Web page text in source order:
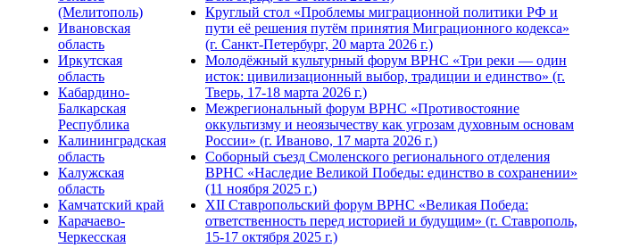
(Мелитополь)
Ивановская
область
Иркутская
область
Кабардино-
Балкарская
Республика
Калининградская
область
Калужская
область
Камчатский край
Карачаево-
Черкесская
Круглый стол «Проблемы миграционной политики РФ и
пути её решения путём принятия Миграционного кодекса»
(г. Санкт-Петербург, 20 марта 2026 г.)
Молодёжный культурный форум ВРНС «Три реки — один
исток: цивилизационный выбор, традиции и единство» (г.
Тверь, 17-18 марта 2026 г.)
Межрегиональный форум ВРНС «Противостояние
оккультизму и неоязычеству как угрозам духовным основам
России» (г. Иваново, 17 марта 2026 г.)
Соборный съезд Смоленского регионального отделения
ВРНС «Наследие Великой Победы: единство в сохранении»
(11 ноября 2025 г.)
XII Ставропольский форум ВРНС «Великая Победа:
ответственность перед историей и будущим» (г. Ставрополь,
15-17 октября 2025 г.)